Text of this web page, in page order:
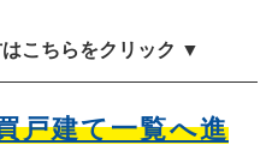
こちらをクリック ▼
戸建て一覧へ進